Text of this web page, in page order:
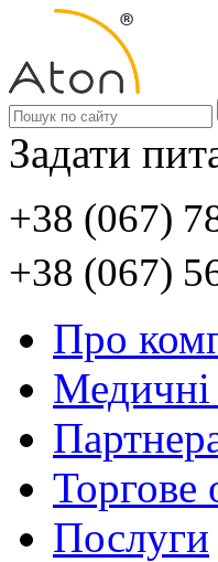
Задати
+38 (067)
+38 (067)
Про
Медичні
Торгове
Послуги